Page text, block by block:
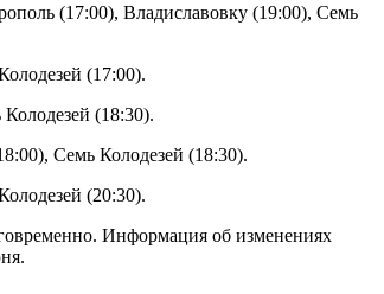
(17:00), Владиславовку (19:00), Семь
(17:00).
(18:30).
Семь Колодезей (18:30).
(20:30).
Информация об изменениях